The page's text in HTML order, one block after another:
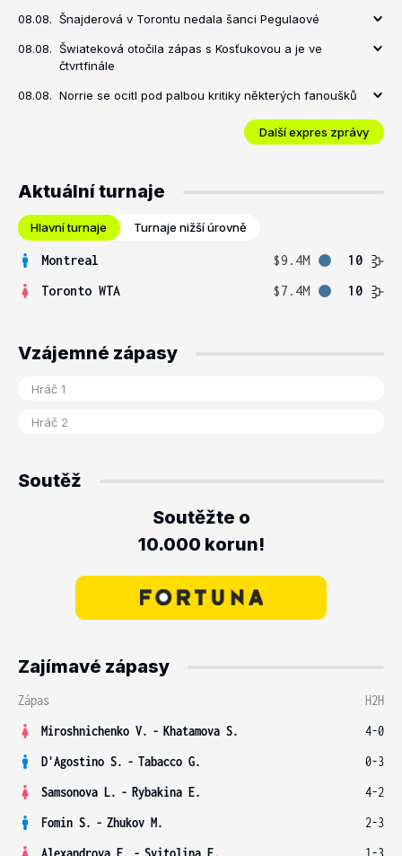
08.08. Šnajderová v Torontu nedala šanci Pegulaové
08.08. Šwiateková otočila zápas s Kosťukovou a je ve
čtvrtfinále
08.08. Norrie se ocitl pod palbou kritiky některých fanoušků
Další expres zprávy
Aktuální turnaje
Hlavní turnaje Turnaje nižší úrovně
Montreal $9.4M
10
Toronto WTA
$7.4M 10
Vzájemné zápasy
Soutěž
Soutěžte o
10.000 korun!
Zajímavé zápasy
Zápas
H2H
Miroshnichenko V. - Khatamova S.
4-0
D'Agostino S. - Tabacco G.
0-3
Samsonova L. - Rybakina E.
4-2
Fomin S. - Zhukov M.
2-3
Alexandrova E. - Svitolina E.
1-3